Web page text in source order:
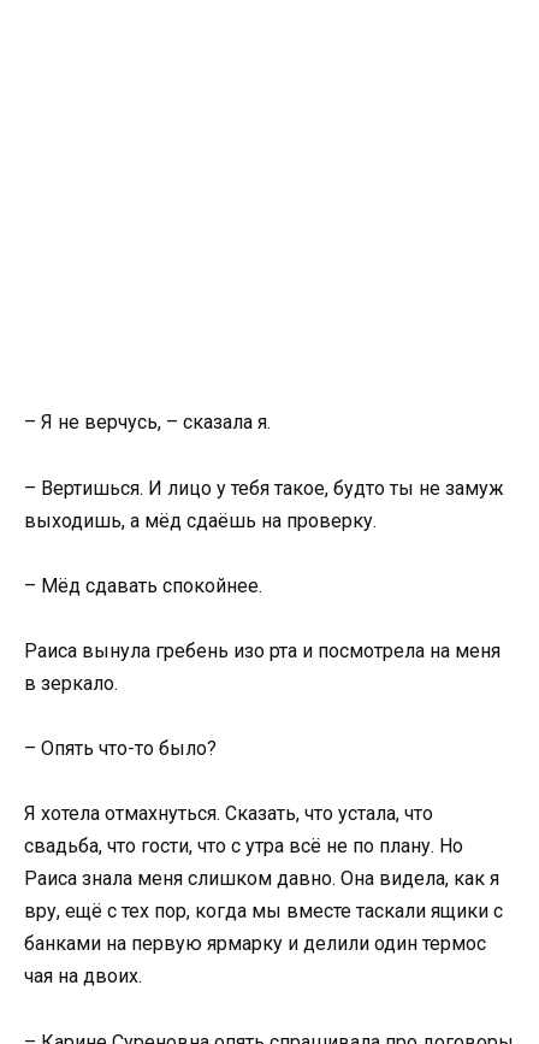
– Я не верчусь, – сказала я.
– Вертишься. И лицо у тебя такое, будто ты не замуж
выходишь, а мёд сдаёшь на проверку.
– Мёд сдавать спокойнее.
Раиса вынула гребень изо рта и посмотрела на меня
в зеркало.
– Опять что-то было?
Я хотела отмахнуться. Сказать, что устала, что
свадьба, что гости, что с утра всё не по плану. Но
Раиса знала меня слишком давно. Она видела, как я
вру, ещё с тех пор, когда мы вместе таскали ящики с
банками на первую ярмарку и делили один термос
чая на двоих.